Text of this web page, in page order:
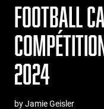
FOOTBALL
2024
by Jamie Geisler